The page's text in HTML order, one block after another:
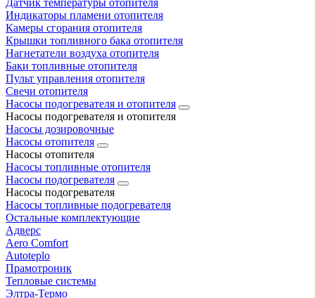
Датчик температуры отопителя
Индикаторы пламени отопителя
Камеры сгорания отопителя
Крышки топливного бака отопителя
Нагнетатели воздуха отопителя
Баки топливные отопителя
Пульт управления отопителя
Свечи отопителя
Насосы подогревателя и отопителя
Насосы подогревателя и отопителя
Насосы дозировочные
Насосы отопителя
Насосы отопителя
Насосы топливные отопителя
Насосы подогревателя
Насосы подогревателя
Насосы топливные подогревателя
Остальные комплектующие
Адверс
Aero Comfort
Autoteplo
Прамотроник
Тепловые системы
Элтра-Термо